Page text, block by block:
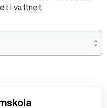
i vattnet.